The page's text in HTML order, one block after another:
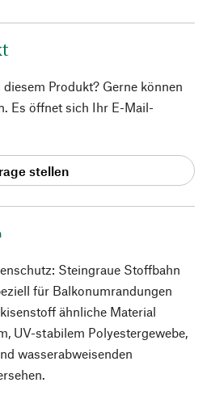
Steingraue Stoffbahn
für Balkonumrandungen
ähnliche Material
UV-stabilem Polyestergewebe,
wasserabweisenden
Produkt? Gerne können
Es öffnet sich Ihr E-Mail-
stellen